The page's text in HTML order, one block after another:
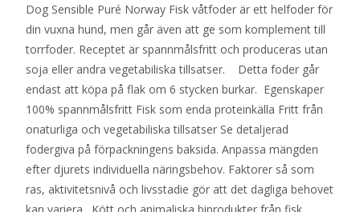
Dog Sensible Puré Norway Fisk våtfoder är ett helfoder för
din vuxna hund, men går även att ge som komplement till
torrfoder. Receptet är spannmålsfritt och produceras utan
soja eller andra vegetabiliska tillsatser. Detta foder går
endast att köpa på flak om 6 stycken burkar. Egenskaper
100% spannmålsfritt Fisk som enda proteinkälla Fritt från
onaturliga och vegetabiliska tillsatser Se detaljerad
fodergiva på förpackningens baksida. Anpassa mängden
efter djurets individuella näringsbehov. Faktorer så som
ras, aktivitetsnivå och livsstadie gör att det dagliga behovet
kan variera. Kött och animaliska biprodukter från fisk